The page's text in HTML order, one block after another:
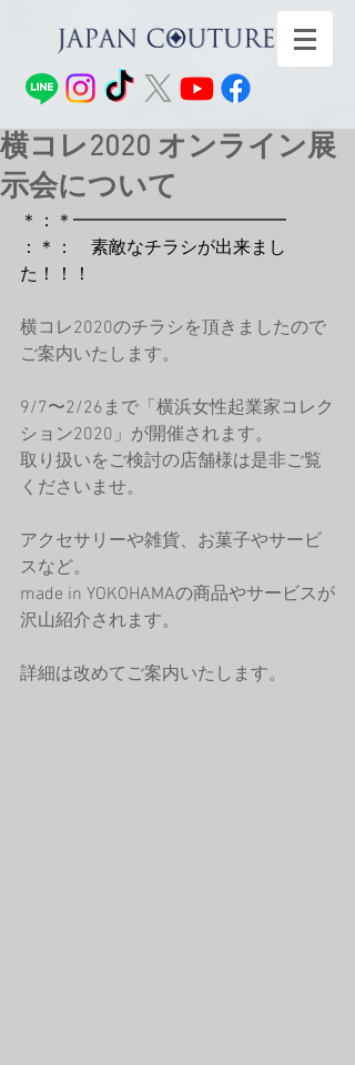
横コレ2020 オンライン展
示会について
＊：＊━━━━━━━━━━━━
：＊：　素敵なチラシが出来まし
た！！！
横コレ2020のチラシを頂きましたので
ご案内いたします。
9/7〜2/26まで「横浜女性起業家コレク
ション2020」が開催されます。
取り扱いをご検討の店舗様は是非ご覧
くださいませ。
アクセサリーや雑貨、お菓子やサービ
スなど。
made in YOKOHAMAの商品やサービスが
沢山紹介されます。
詳細は改めてご案内いたします。